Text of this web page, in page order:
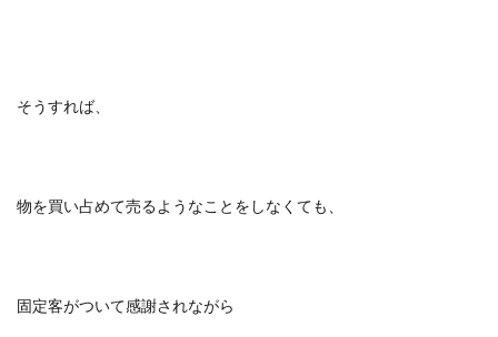
そうすれば、
物を買い占めて売るようなことをしなくても、
固定客がついて感謝されながら